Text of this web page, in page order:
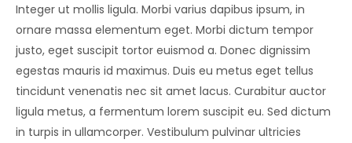
Integer ut mollis ligula. Morbi varius dapibus ipsum, in
ornare massa elementum eget. Morbi dictum tempor
justo, eget suscipit tortor euismod a. Donec dignissim
egestas mauris id maximus. Duis eu metus eget tellus
tincidunt venenatis nec sit amet lacus. Curabitur auctor
ligula metus, a fermentum lorem suscipit eu. Sed dictum
in turpis in ullamcorper. Vestibulum pulvinar ultricies